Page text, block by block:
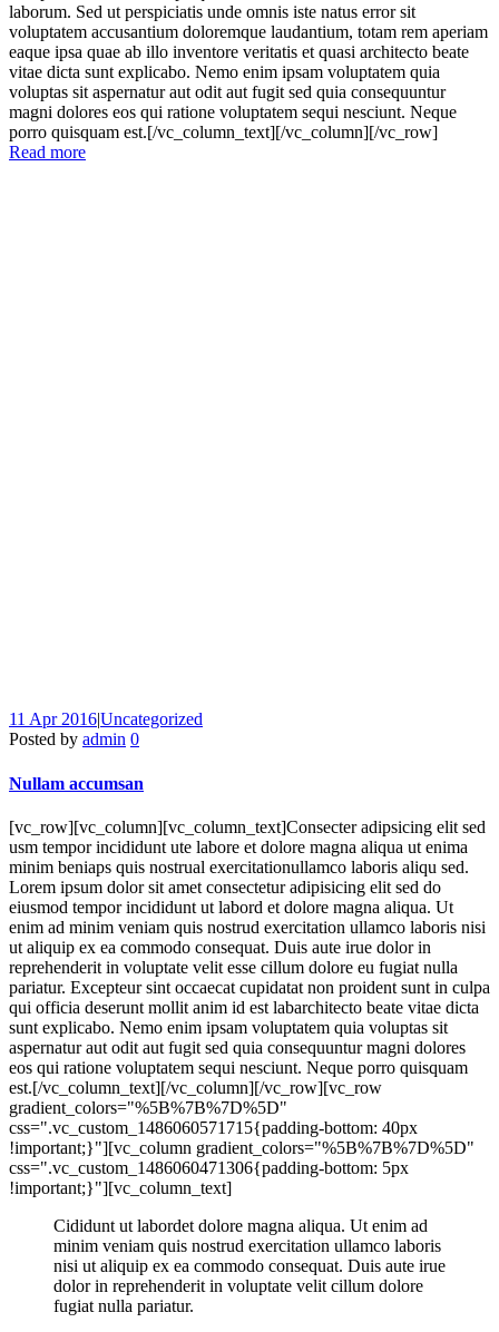
laborum. Sed ut perspiciatis unde omnis iste natus error sit
voluptatem accusantium doloremque laudantium, totam rem aperiam
eaque ipsa quae ab illo inventore veritatis et quasi architecto beate
vitae dicta sunt explicabo. Nemo enim ipsam voluptatem quia
voluptas sit aspernatur aut odit aut fugit sed quia consequuntur
magni dolores eos qui ratione voluptatem sequi nesciunt. Neque
porro quisquam est.[/vc_column_text][/vc_column][/vc_row]
Read more
11 Apr 2016|Uncategorized
Posted by admin 0
Nullam accumsan
[vc_row][vc_column][vc_column_text]Consecter adipsicing elit sed
usm tempor incididunt ute labore et dolore magna aliqua ut enima
minim beniaps quis nostrual exercitationullamco laboris aliqu sed.
Lorem ipsum dolor sit amet consectetur adipisicing elit sed do
eiusmod tempor incididunt ut labord et dolore magna aliqua. Ut
enim ad minim veniam quis nostrud exercitation ullamco laboris nisi
ut aliquip ex ea commodo consequat. Duis aute irue dolor in
reprehenderit in voluptate velit esse cillum dolore eu fugiat nulla
pariatur. Excepteur sint occaecat cupidatat non proident sunt in culpa
qui officia deserunt mollit anim id est labarchitecto beate vitae dicta
sunt explicabo. Nemo enim ipsam voluptatem quia voluptas sit
aspernatur aut odit aut fugit sed quia consequuntur magni dolores
eos qui ratione voluptatem sequi nesciunt. Neque porro quisquam
est.[/vc_column_text][/vc_column][/vc_row][vc_row
gradient_colors="%5B%7B%7D%5D"
css=".vc_custom_1486060571715{padding-bottom: 40px
!important;}"][vc_column gradient_colors="%5B%7B%7D%5D"
css=".vc_custom_1486060471306{padding-bottom: 5px
!important;}"][vc_column_text]
Cididunt ut labordet dolore magna aliqua. Ut enim ad
minim veniam quis nostrud exercitation ullamco laboris
nisi ut aliquip ex ea commodo consequat. Duis aute irue
dolor in reprehenderit in voluptate velit cillum dolore
fugiat nulla pariatur.